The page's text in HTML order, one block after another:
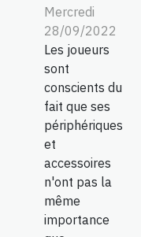
Mercredi
28/09/2022
Les joueurs
sont
conscients du
fait que ses
périphériques
et
accessoires
n'ont pas la
même
importance